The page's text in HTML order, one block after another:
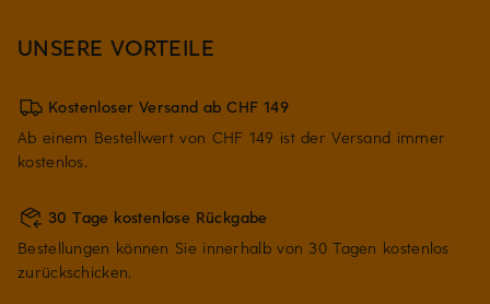
UNSERE VORTEILE
Kostenloser Versand ab CHF 149
Ab einem Bestellwert von CHF 149 ist der Versand immer
kostenlos.
30 Tage kostenlose Rückgabe
Bestellungen können Sie innerhalb von 30 Tagen kostenlos
zurückschicken.